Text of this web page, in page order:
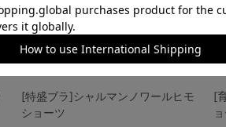
[特盛ブラ]シャルマンノワールヒモ
ショーツ
[